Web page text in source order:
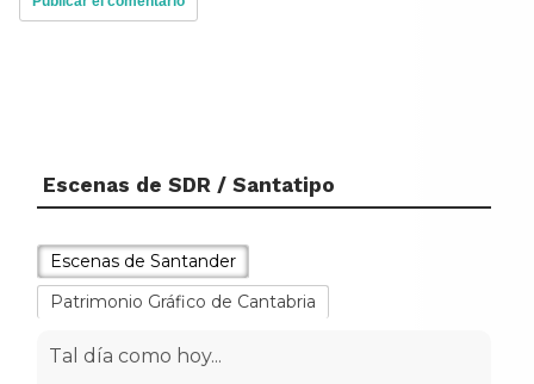
Escenas de SDR / Santatipo
Escenas de Santander
Patrimonio Gráfico de Cantabria
Tal día como hoy...